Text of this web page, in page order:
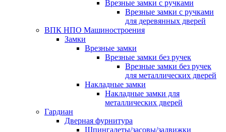
Врезные замки с ручками
Врезные замки с ручками
для деревянных дверей
ВПК НПО Машиностроения
Замки
Врезные замки
Врезные замки без ручек
Врезные замки без ручек
для металлических дверей
Накладные замки
Накладные замки для
металлических дверей
Гардиан
Дверная фурнитура
Шпингалеты/засовы/задвижки